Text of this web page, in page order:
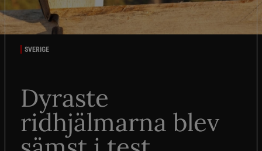
SVERIGE
Dyraste
ridhjälmarna blev